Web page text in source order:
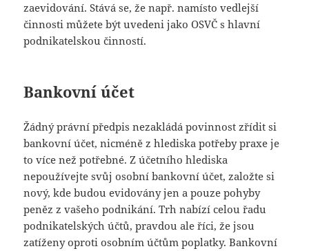
zaevidování. Stává se, že např. namísto vedlejší
činnosti můžete být uvedeni jako OSVČ s hlavní
podnikatelskou činností.
Bankovní účet
Žádný právní předpis nezakládá povinnost zřídit si
bankovní účet, nicméně z hlediska potřeby praxe je
to více než potřebné. Z účetního hlediska
nepoužívejte svůj osobní bankovní účet, založte si
nový, kde budou evidovány jen a pouze pohyby
peněz z vašeho podnikání. Trh nabízí celou řadu
podnikatelských účtů, pravdou ale říci, že jsou
zatíženy oproti osobním účtům poplatky. Bankovní